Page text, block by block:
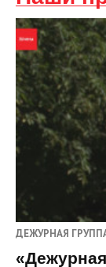
ДЕЖУРНАЯ